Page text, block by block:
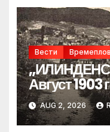
Вести Времеплов
Август 1903
AUG 2, 2026